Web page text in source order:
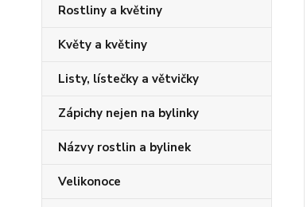
Rostliny a květiny
Květy a květiny
Listy, lístečky a větvičky
Zápichy nejen na bylinky
Názvy rostlin a bylinek
Velikonoce